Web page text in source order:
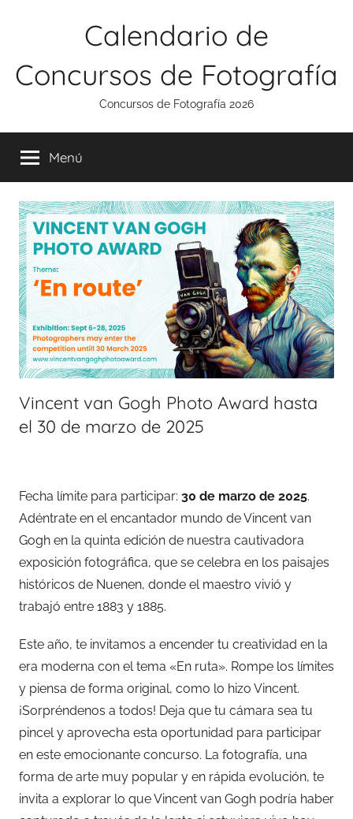
Calendario de
Concursos de Fotografía
Concursos de Fotografía 2026
Menú
Vincent van Gogh Photo Award hasta
el 30 de marzo de 2025
Fecha límite para participar: 30 de marzo de 2025.
Adéntrate en el encantador mundo de Vincent van
Gogh en la quinta edición de nuestra cautivadora
exposición fotográfica, que se celebra en los paisajes
históricos de Nuenen, donde el maestro vivió y
trabajó entre 1883 y 1885.
Este año, te invitamos a encender tu creatividad en la
era moderna con el tema «En ruta». Rompe los límites
y piensa de forma original, como lo hizo Vincent.
¡Sorpréndenos a todos! Deja que tu cámara sea tu
pincel y aprovecha esta oportunidad para participar
en este emocionante concurso. La fotografía, una
forma de arte muy popular y en rápida evolución, te
invita a explorar lo que Vincent van Gogh podría haber